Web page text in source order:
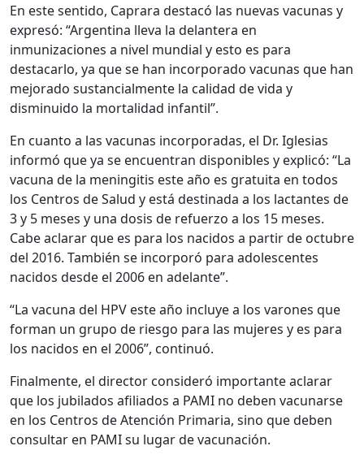
En este sentido, Caprara destacó las nuevas vacunas y
expresó: “Argentina lleva la delantera en
inmunizaciones a nivel mundial y esto es para
destacarlo, ya que se han incorporado vacunas que han
mejorado sustancialmente la calidad de vida y
disminuido la mortalidad infantil”.
En cuanto a las vacunas incorporadas, el Dr. Iglesias
informó que ya se encuentran disponibles y explicó: “La
vacuna de la meningitis este año es gratuita en todos
los Centros de Salud y está destinada a los lactantes de
3 y 5 meses y una dosis de refuerzo a los 15 meses.
Cabe aclarar que es para los nacidos a partir de octubre
del 2016. También se incorporó para adolescentes
nacidos desde el 2006 en adelante”.
“La vacuna del HPV este año incluye a los varones que
forman un grupo de riesgo para las mujeres y es para
los nacidos en el 2006”, continuó.
Finalmente, el director consideró importante aclarar
que los jubilados afiliados a PAMI no deben vacunarse
en los Centros de Atención Primaria, sino que deben
consultar en PAMI su lugar de vacunación.